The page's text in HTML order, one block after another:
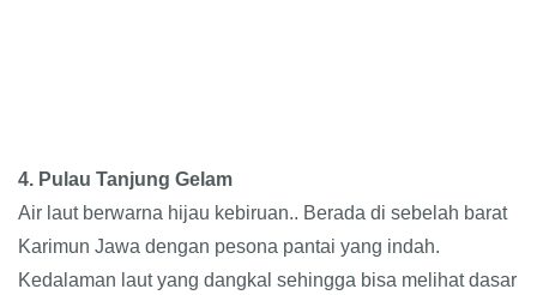
4. Pulau Tanjung Gelam
Air laut berwarna hijau kebiruan.. Berada di sebelah barat
Karimun Jawa dengan pesona pantai yang indah.
Kedalaman laut yang dangkal sehingga bisa melihat dasar